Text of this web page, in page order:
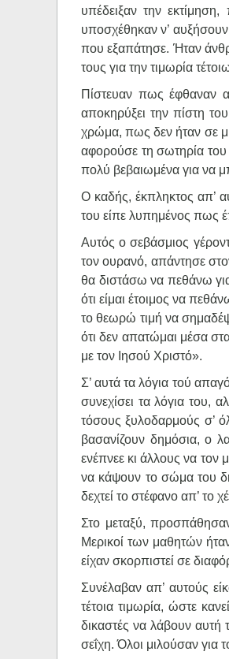
υπέδειξαν την
υποσχέθηκαν ν’ αυξήσουν
που εξαπάτησε. Ήταν
τους για την τιμωρία
Πίστευαν πως έφθαναν
αποκηρύξει την πίστη
χρώμα, πως δεν ήταν σε
αφορούσε τη σωτηρία του
πολύ βεβαιωμένα για να
O καδής, έκπληκτος απ’
του είπε λυπημένος πως
Αυτός ο σεβάσμιος
τον ουρανό, απάντησε στον
θα διστάσω να πεθάνω
ότι είμαι έτοιμος να
το θεωρώ τιμή να
ότι δεν απατώμαι μέσα
με τον Ιησού Χριστό».
Σ’ αυτά τα λόγια τού
συνεχίσει τα λόγια του,
τόσους ξυλοδαρμούς σ’
βασανίζουν δημόσια, ο
ενέπνεε κι άλλους να
να κάψουν το σώμα του
δεχτεί το στέφανο απ’ το
Στο μεταξύ,
Μερικοί των μαθητών
είχαν σκορπιστεί σε
Συνέλαβαν απ’ αυτούς
τέτοια τιμωρία, ώστε
δικαστές να λάβουν
σεΐχη. Όλοι μιλούσαν για